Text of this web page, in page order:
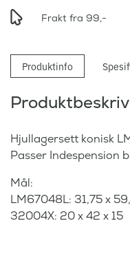
Frakt fra 99,-
Produktinfo
Hjullagersett konisk
Passer Indespension
Mål:
LM67048L: 31,75 x
32004X: 20 x 42 x 15